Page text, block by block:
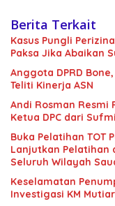
Berita Terkait
Kasus Pungli
Paksa Jika Abaikan
Anggota DPRD
Teliti Kinerja ASN
Andi Rosman Resmi
Ketua DPC dari
Buka Pelatihan TOT
Lanjutkan Pelatihan
Seluruh Wilayah
Keselamatan
Investigasi KM